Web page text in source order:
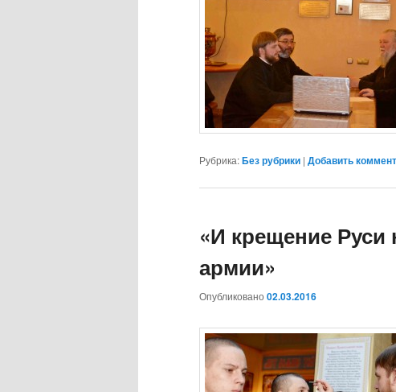
Рубрика:Без рубрики | Добавить
«И крещение Руси
армии»
Опубликовано 02.03.2016